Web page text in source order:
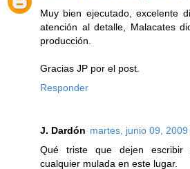
Muy bien ejecutado, excelente
atención al detalle, Malacates
producción.
Gracias JP por el post.
Responder
J. Dardón martes, junio 09, 2009
Qué triste que dejen escribir
cualquier mulada en este lugar.